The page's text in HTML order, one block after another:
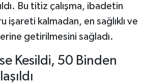
Bu titiz çalışma, ibadetin
işareti kalmadan, en sağlıklı ve
getirilmesini sağladı.
Kesildi, 50 Binden